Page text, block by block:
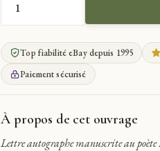
QUANTITÉ
DE
CAHRLÉTY
LETTRE
AUTOGRAPHE
Top fiabilité eBay depuis 1995
Paiement sécurisé
À propos de cet ouvrage
Lettre autographe manuscrite au